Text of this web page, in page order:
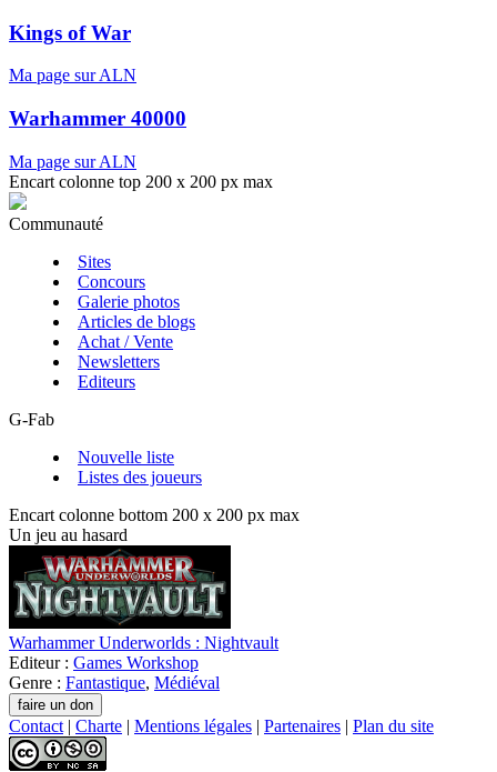
Kings of War
Ma page sur ALN
Warhammer 40000
Ma page sur ALN
Encart colonne top 200 x 200 px max
Communauté
Sites
Concours
Galerie photos
Articles de blogs
Achat / Vente
Newsletters
Editeurs
G-Fab
Nouvelle liste
Listes des joueurs
Encart colonne bottom 200 x 200 px max
Un jeu au hasard
Warhammer Underworlds : Nightvault
Editeur : Games Workshop
Genre : Fantastique, Médiéval
Contact | Charte | Mentions légales | Partenaires | Plan du site